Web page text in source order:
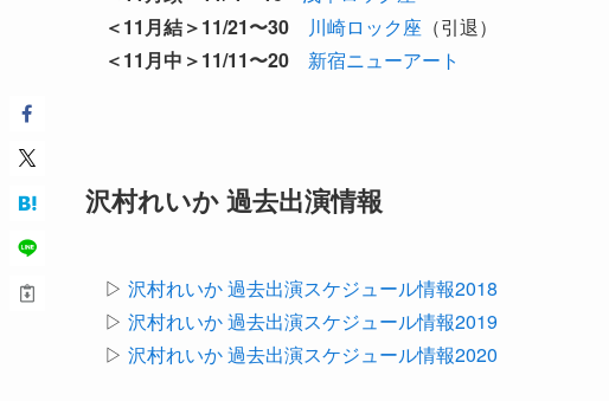
＜11月結＞11/21〜30
川崎ロック座 （引退）
＜11月中＞11/11〜20
新宿ニューアート
沢村れいか 過去出演情報
▷ 沢村れいか 過去出演スケジュール情報2018
▷ 沢村れいか 過去出演スケジュール情報2019
▷ 沢村れいか 過去出演スケジュール情報2020